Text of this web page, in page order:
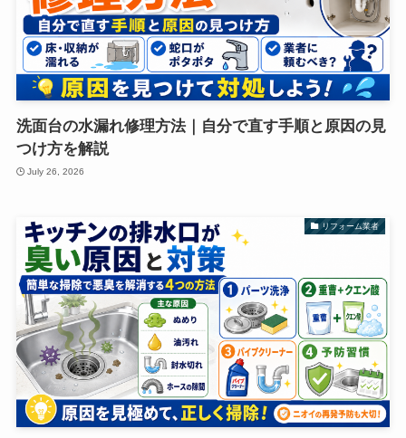
洗面台の水漏れ修理方法｜自分で直す手順と原因の見
つけ方を解説
July 26, 2026
リフォーム業者